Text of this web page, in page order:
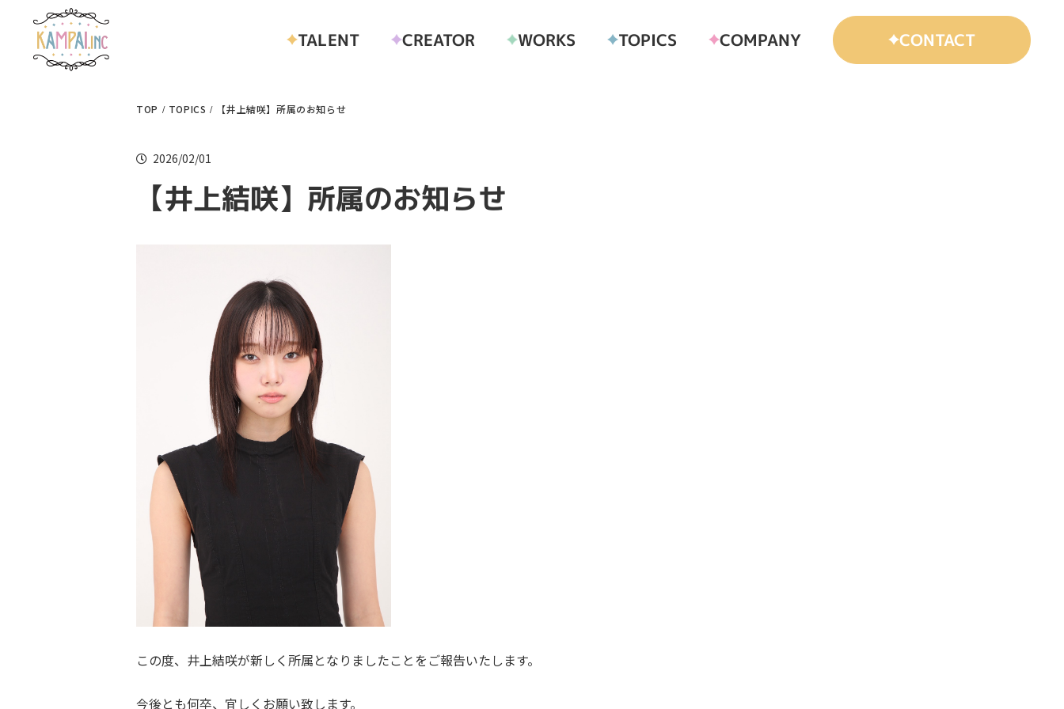
TALENT CREATOR WORKS TOPICS COMPANY CONTACT
TOP TOPICS 【井上結咲】所属のお知らせ
2026/02/01
【井上結咲】所属のお知らせ
この度、井上結咲が新しく所属となりましたことをご報告いたします。
今後とも何卒、宜しくお願い致します。